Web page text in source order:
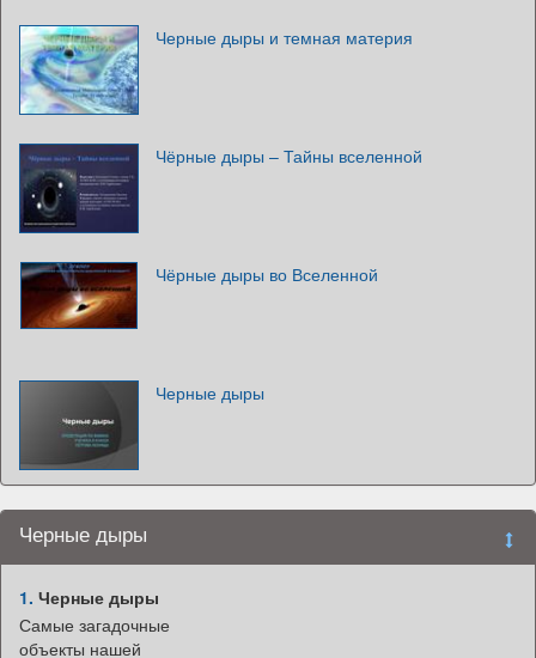
Черные дыры и темная материя
Чёрные дыры – Тайны вселенной
Чёрные дыры во Вселенной
Черные дыры
Черные дыры
1. Черные дыры
Самые загадочные
объекты нашей